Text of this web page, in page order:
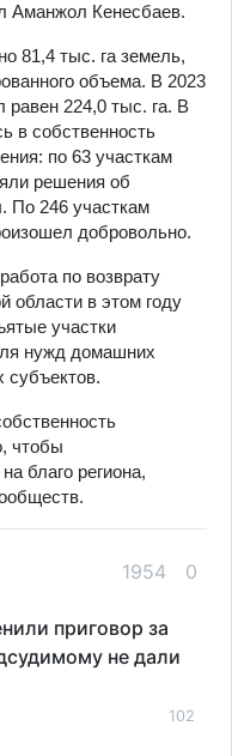
Аманжол Кенесбаев.
81,4 тыс. га земель,
объема. В 2023
равен 224,0 тыс. га. В
в собственность
по 63 участкам
решения об
По 246 участкам
добровольно.
по возврату
области в этом году
участки
нужд домашних
субъектов.
чтобы
благо региона,
1954 0
приговор за
не дали
102